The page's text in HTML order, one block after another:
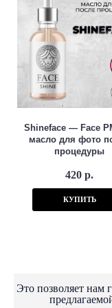
Shineface — Face
масло для фото
процедуры
420 р.
КУПИТЬ
Это позволяет нам